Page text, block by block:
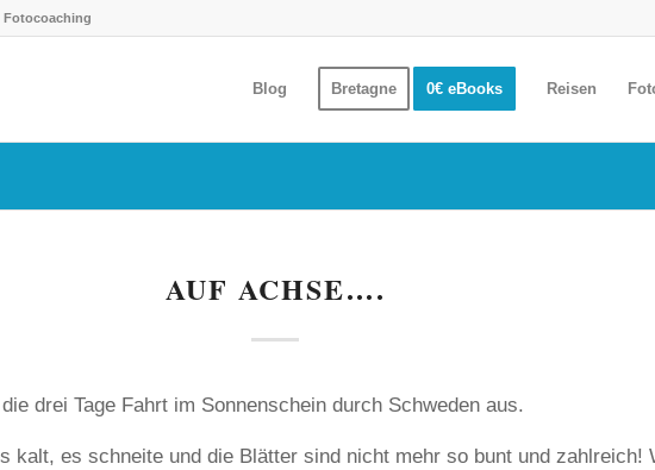
Fotocoaching
Blog Bretagne 0€ eBooks Reisen
AUF ACHSE….
drei Tage Fahrt im Sonnenschein durch Schweden aus.
kalt, es schneite und die Blätter sind nicht mehr so bunt und zahlreich!